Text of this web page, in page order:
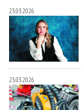
23.03.2026
23.03.2026